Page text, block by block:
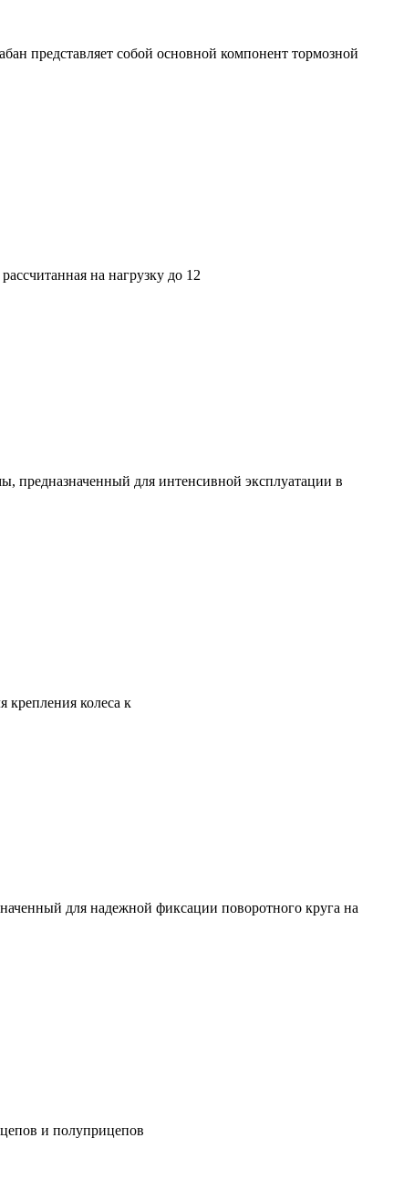
представляет собой основной компонент тормозной
на нагрузку до 12
предназначенный для интенсивной эксплуатации в
крепления колеса к
для надежной фиксации поворотного круга на
и полуприцепов